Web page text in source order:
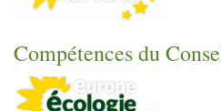
Compétences du